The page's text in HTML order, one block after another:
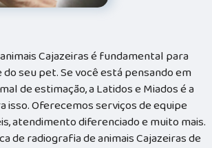
Cajazeiras é fundamental para
seu pet. Se você está pensando em
de estimação, a Latidos e Miados é a
Oferecemos serviços de equipe
atendimento diferenciado e muito mais.
de radiografia de animais Cajazeiras de